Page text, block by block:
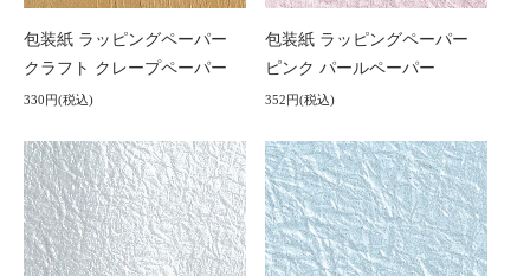
包装紙 ラッピングペーパー
クラフト クレープペーパー
330円(税込)
包装紙 ラッピングペーパー
ピンク パールペーパー
352円(税込)